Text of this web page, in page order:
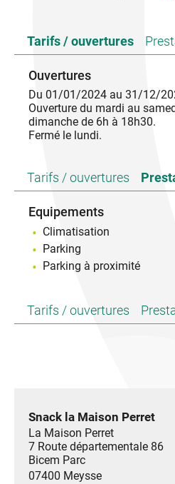
pour profiter de
Vous pourrez découvrir
pleins de saveurs :
douceurs (crêpes, glaces)
variétés de pain. Régalez-
nos quiches ou nos pizzas.
produits sans sel. Jetez un
Clientèle en itinérance, et
proposons de vous poser
ombragé est aménagé en
Tarifs / ouvertures
Ouvertures
Du 01/01/2024 au 31/12/
Ouverture du mardi au
dimanche de 6h à 18h30.
Fermé le lundi.
Tarifs / ouvertures
Equipements
Climatisation
Parking
Parking à proximité
Tarifs / ouvertures
Snack la Maison Perret
La Maison Perret
7 Route départementale 86
Bicem Parc
07400 Meysse